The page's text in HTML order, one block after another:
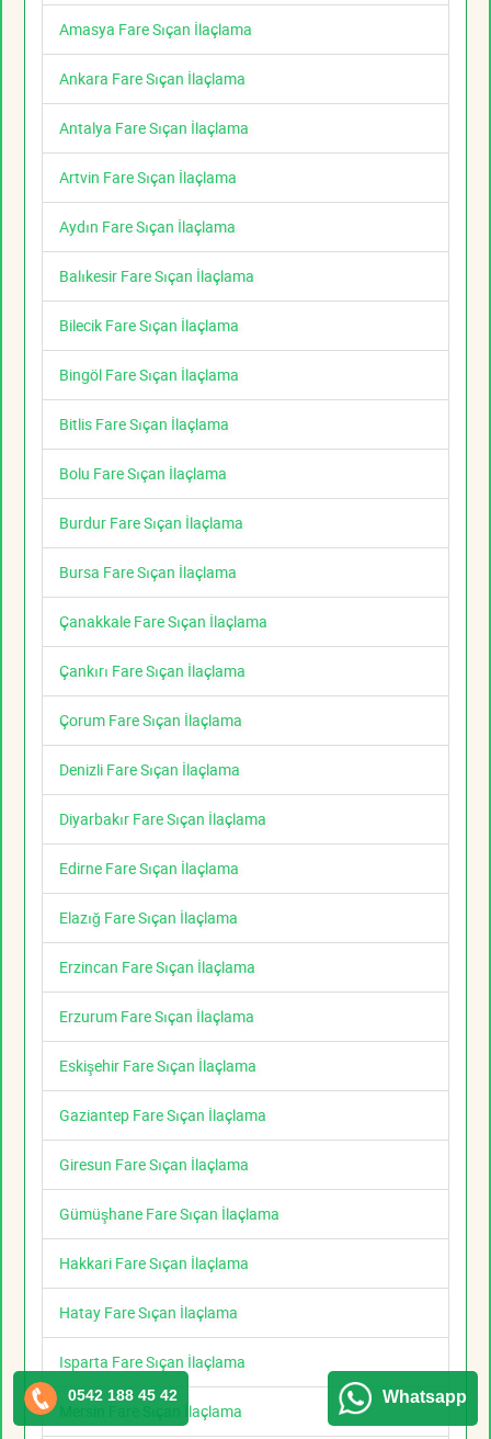
Amasya Fare Sıçan İlaçlama
Ankara Fare Sıçan İlaçlama
Antalya Fare Sıçan İlaçlama
Artvin Fare Sıçan İlaçlama
Aydın Fare Sıçan İlaçlama
Balıkesir Fare Sıçan İlaçlama
Bilecik Fare Sıçan İlaçlama
Bingöl Fare Sıçan İlaçlama
Bitlis Fare Sıçan İlaçlama
Bolu Fare Sıçan İlaçlama
Burdur Fare Sıçan İlaçlama
Bursa Fare Sıçan İlaçlama
Çanakkale Fare Sıçan İlaçlama
Çankırı Fare Sıçan İlaçlama
Çorum Fare Sıçan İlaçlama
Denizli Fare Sıçan İlaçlama
Diyarbakır Fare Sıçan İlaçlama
Edirne Fare Sıçan İlaçlama
Elazığ Fare Sıçan İlaçlama
Erzincan Fare Sıçan İlaçlama
Erzurum Fare Sıçan İlaçlama
Eskişehir Fare Sıçan İlaçlama
Gaziantep Fare Sıçan İlaçlama
Giresun Fare Sıçan İlaçlama
Gümüşhane Fare Sıçan İlaçlama
Hakkari Fare Sıçan İlaçlama
Hatay Fare Sıçan İlaçlama
Isparta Fare Sıçan İlaçlama
Mersin Fare Sıçan İlaçlama
0542 188 45 42 Whatsapp